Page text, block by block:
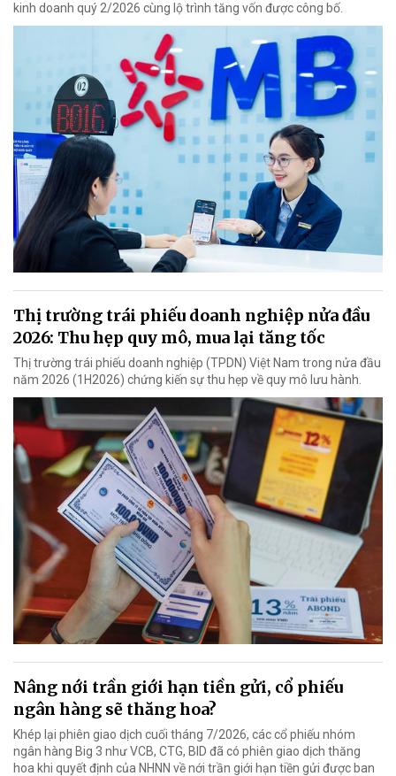
kinh doanh quý 2/2026 cùng lộ trình tăng vốn được công bố.
Thị trường trái phiếu doanh nghiệp nửa đầu
2026: Thu hẹp quy mô, mua lại tăng tốc
Thị trường trái phiếu doanh nghiệp (TPDN) Việt Nam trong nửa đầu
năm 2026 (1H2026) chứng kiến sự thu hẹp về quy mô lưu hành.
Nâng nới trần giới hạn tiền gửi, cổ phiếu
ngân hàng sẽ thăng hoa?
Khép lại phiên giao dịch cuối tháng 7/2026, các cổ phiếu nhóm
ngân hàng Big 3 như VCB, CTG, BID đã có phiên giao dịch thăng
hoa khi quyết định của NHNN về nới trần giới hạn tiền gửi được ban